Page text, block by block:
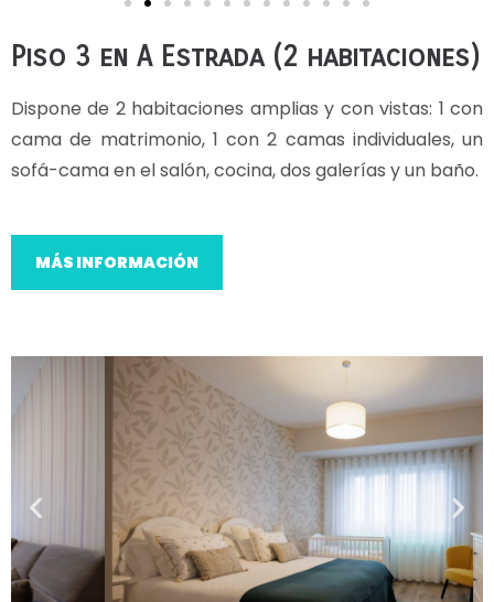
Piso 3 en A Estrada (2 habitaciones)
Dispone de 2 habitaciones amplias y con vistas: 1 con
cama de matrimonio, 1 con 2 camas individuales, un
sofá-cama en el salón, cocina, dos galerías y un baño.
MÁS INFORMACIÓN